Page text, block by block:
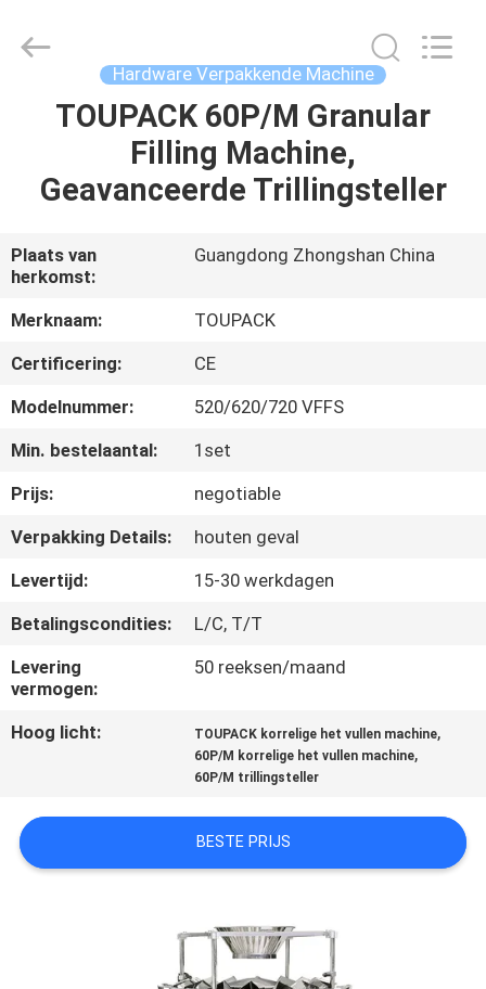
THUIS
PRODUCTEN
OVER
ONS
RONDLEIDING
DOOR
DE
KWALITEITSCONTROLE
NEEM
CONTACT
MET
ONS
NIEUWS
Hardware Verpakkende Machine
TOUPACK 60P/M Granular
Filling Machine,
Geavanceerde Trillingsteller
Plaats van
herkomst:
Guangdong Zhongshan China
Merknaam:
TOUPACK
Certificering:
CE
Modelnummer:
520/620/720 VFFS
Min. bestelaantal:
1set
Prijs:
negotiable
Verpakking Details:
houten geval
Levertijd:
15-30 werkdagen
Betalingscondities:
L/C, T/T
Levering
vermogen:
50 reeksen/maand
Hoog licht: TOUPACK korrelige het vullen machine,
60P/M korrelige het vullen machine,
60P/M trillingsteller
BESTE PRIJS